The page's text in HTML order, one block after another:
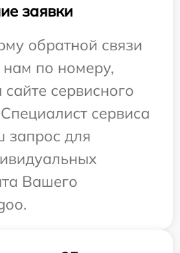
заявки
обратной связи
по номеру,
сервисного
сервиса
запрос для
Вашего